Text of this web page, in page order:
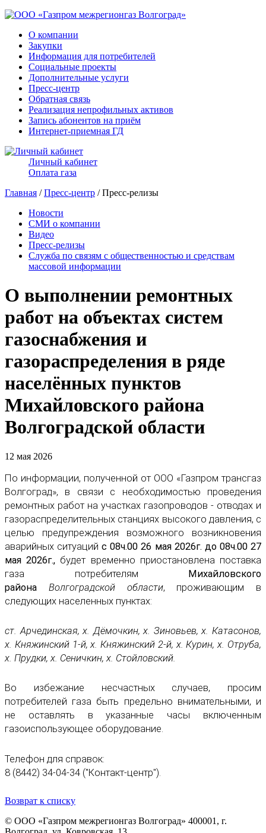
О компании
Закупки
Информация для потребителей
Социальные проекты
Дополнительные услуги
Пресс-центр
Обратная связь
Реализация непрофильных активов
Запись абонентов на приём
Интернет-приемная ГД
Личный кабинет
Оплата газа
Главная /Пресс-центр / Пресс-релизы
Новости
СМИ о компании
Видео
Пресс-релизы
Служба по связям с общественностью и средствам
массовой информации
О выполнении ремонтных
работ на объектах систем
газоснабжения и
газораспределения в ряде
населённых пунктов
Михайловского района
Волгоградской области
12 мая 2026
По информации, полученной от ООО «Газпром трансгаз
Волгоград», в связи с необходимостью проведения
ремонтных работ на участках газопроводов - отводах и
газораспределительных станциях высокого давления, с
целью предупреждения возможного возникновения
аварийных ситуацийс 08ч.00 26 мая 2026г. до 08ч.00 27
мая 2026г., будет временно приостановлена поставка
газа потребителям Михайловского
района
Волгоградской области, проживающим в
следующих населенных пунктах:
ст. Арчединская, х. Дёмочкин, х. Зиновьев, х. Катасонов,
х. Княжинский 1-й, х. Княжинский 2-й, х. Курин, х. Отруба,
х. Прудки, х. Сеничкин, х. Стойловский.
Во избежание несчастных случаев, просим
потребителей газа быть предельно внимательными, и
не оставлять в указанные часы включенным
газоиспользующее оборудование.
Телефон для справок:
8 (8442) 34-04-34 ("Контакт-центр").
Возврат к списку
© ООО «Газпром межрегионгаз Волгоград» 400001, г.